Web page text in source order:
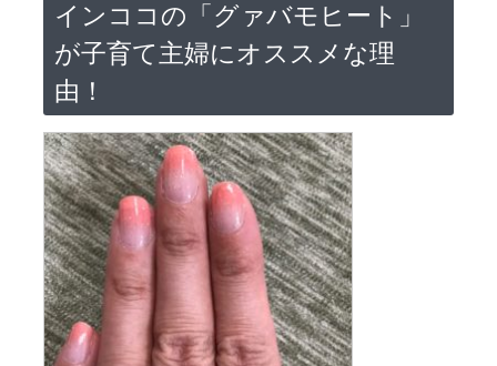
インココの「グァバモヒート」
が子育て主婦にオススメな理
由！